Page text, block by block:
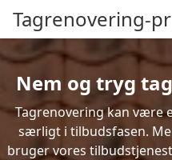
Tagrenovering-
Nem og tryg
Tagrenovering kan være
særligt i tilbudsfasen.
bruger vores